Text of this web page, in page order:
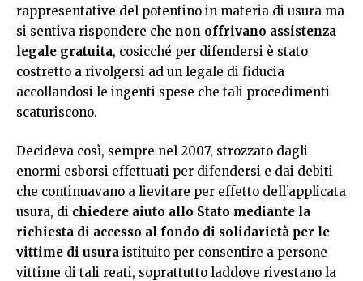
rappresentative del potentino in materia di usura ma
si sentiva rispondere che non offrivano assistenza
legale gratuita, cosicché per difendersi è stato
costretto a rivolgersi ad un legale di fiducia
accollandosi le ingenti spese che tali procedimenti
scaturiscono.
Decideva così, sempre nel 2007, strozzato dagli
enormi esborsi effettuati per difendersi e dai debiti
che continuavano a lievitare per effetto dell’applicata
usura, di chiedere aiuto allo Stato mediante la
richiesta di accesso al fondo di solidarietà per le
vittime di usura istituito per consentire a persone
vittime di tali reati, soprattutto laddove rivestano la